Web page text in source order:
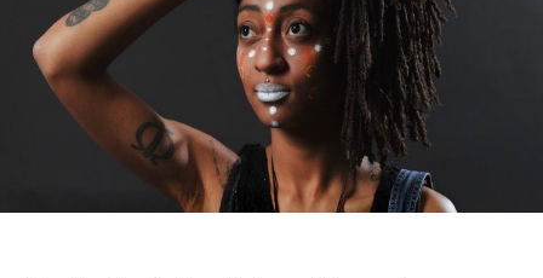
Quelle: Quelle: justfocus.fr / Akwaba et Cypher: Le rap féminin est KT Gorique